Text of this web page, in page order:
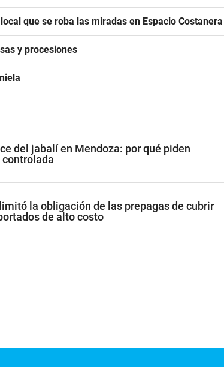
que se roba las miradas en Espacio Costanera
y procesiones
del jabalí en Mendoza: por qué piden
la obligación de las prepagas de cubrir
de alto costo